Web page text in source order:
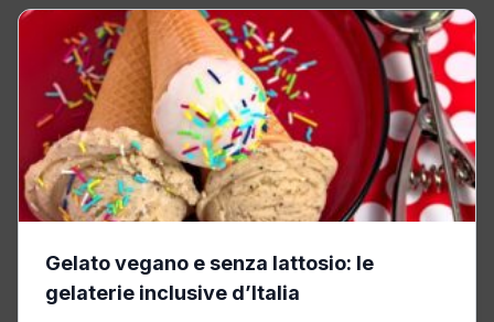
Gelato vegano e senza lattosio: le
gelaterie inclusive d’Italia